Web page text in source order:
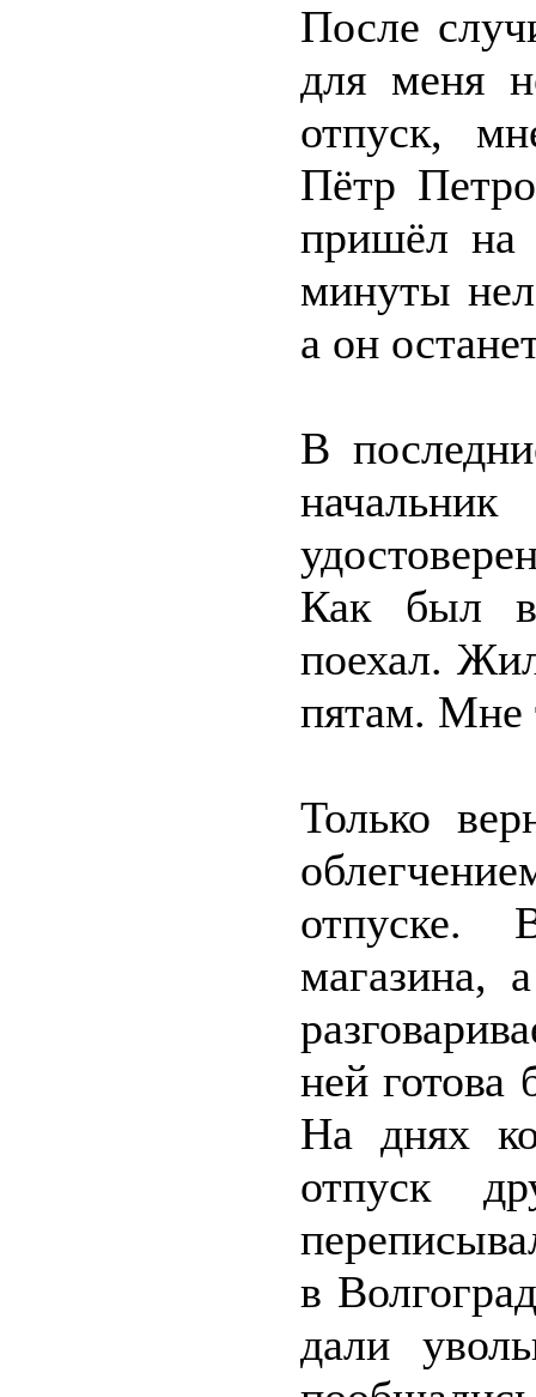
После
для меня
отпуск,
Пётр
пришёл на
минуты
а он
В
Как был
поехал.
пятам. Мне
Только
отпуске.
магазина,
ней готова
На днях
отпуск
в
дали